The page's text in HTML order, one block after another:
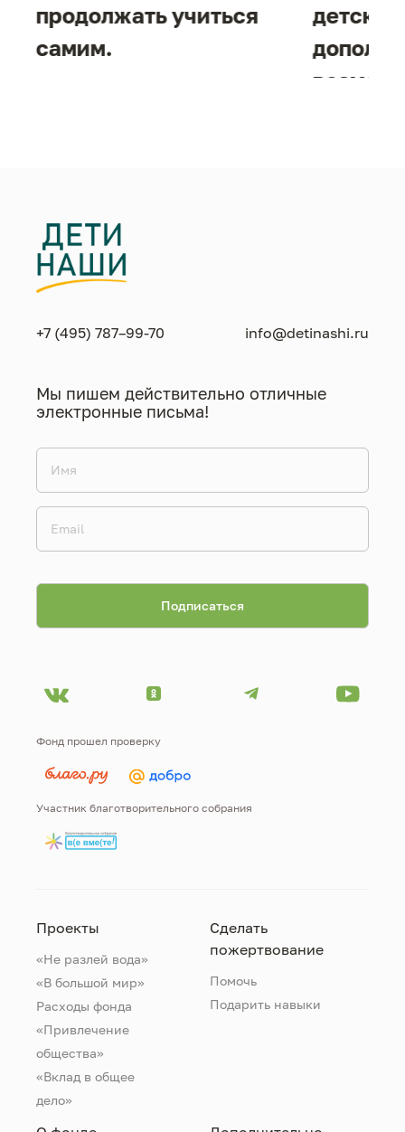
продолжать учиться
самим.
+7 (495) 787–99-70 info@detinashi.ru
Мы пишем действительно отличные
электронные письма!
Фонд прошел проверку
Участник благотворительного собрания
Проекты
«Не разлей вода»
«В большой мир»
Расходы фонда
«Привлечение
общества»
«Вклад в общее
дело»
Сделать
пожертвование
Помочь
Подарить навыки